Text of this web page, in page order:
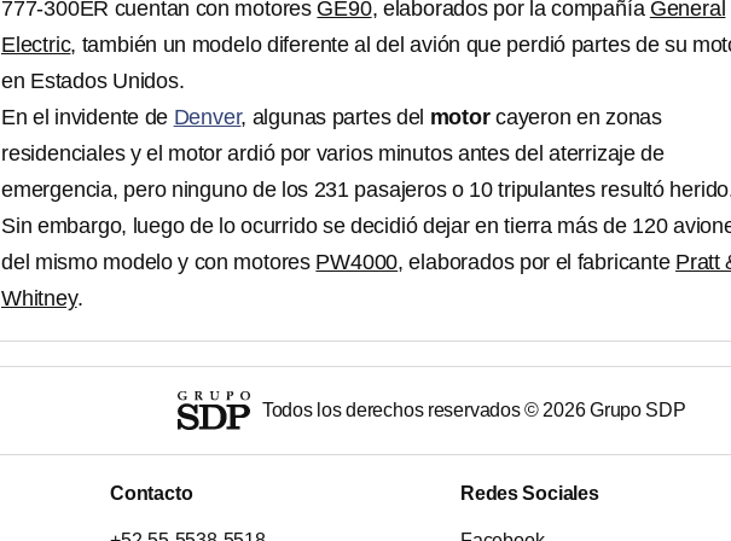
777-300ER cuentan con motores GE90, elaborados por la compañía General
Electric, también un modelo diferente al del avión que perdió partes de su
en Estados Unidos.
En el invidente de Denver, algunas partes del motorcayeron en zonas
residenciales y el motor ardió por varios minutos antes del aterrizaje de
emergencia, pero ninguno de los 231 pasajeros o 10 tripulantes resultó
Sin embargo, luego de lo ocurrido se decidió dejar en tierra más de 120
del mismo modelo y con motores PW4000, elaborados por el fabricante Pratt
Whitney.
Todos los derechos reservados © 2026Grupo SDP
Contacto Redes Sociales